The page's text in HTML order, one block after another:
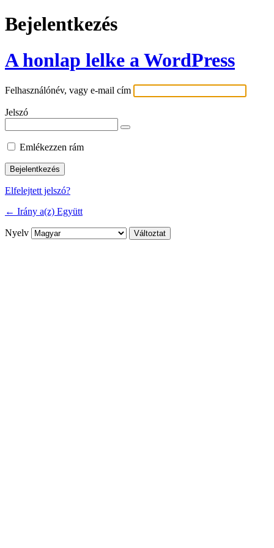
Bejelentkezés
A honlap lelke a WordPress
Felhasználónév, vagy e-mail cím
Jelszó
Emlékezzen rám
Elfelejtett jelszó?
← Irány a(z) Együtt
Nyelv